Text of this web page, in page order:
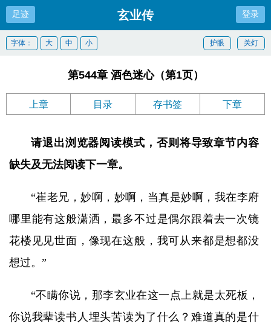
足迹 玄业传 登录
关灯
护眼
字体： 大 中 小
第544章 酒色迷心（第1页）
上章 目录 存书签 下章
请退出浏览器阅读模式，否则将导致章节内容
缺失及无法阅读下一章。
“崔老兄，妙啊，妙啊，当真是妙啊，我在李府
哪里能有这般潇洒，最多不过是偶尔跟着去一次镜
花楼见见世面，像现在这般，我可从来都是想都没
想过。”
“不瞒你说，那李玄业在这一点上就是太死板，
你说我辈读书人埋头苦读为了什么？难道真的是什